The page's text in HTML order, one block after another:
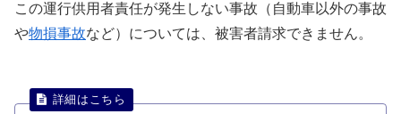
この運行供用者責任が発生しない事故（自動車以外の事故
や物損事故など）については、被害者請求できません。